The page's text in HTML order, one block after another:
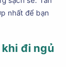
nhất để bạn
đi ngủ